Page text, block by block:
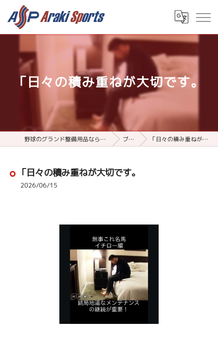
「日々の積み重ねが大切です。
野球のグランド整備用品ならアラキスポーツ ブログ 「日々の積み重ねが大切です。
「日々の積み重ねが大切です。
2026/06/15